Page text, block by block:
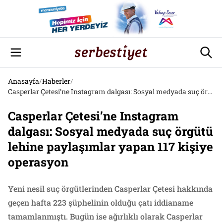
Anasayfa/Haberler/
Casperlar Çetesi’ne Instagram dalgası: Sosyal medyada suç örgütü lehine paylaşımlar yapan 117 kişiye operasyon
Casperlar Çetesi’ne Instagram
dalgası: Sosyal medyada suç örgütü
lehine paylaşımlar yapan 117 kişiye
operasyon
Yeni nesil suç örgütlerinden Casperlar Çetesi hakkında
geçen hafta 223 şüphelinin olduğu çatı iddianame
tamamlanmıştı. Bugün ise ağırlıklı olarak Casperlar